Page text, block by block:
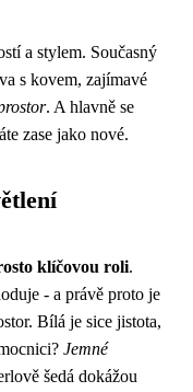
a stylem. Současný
s kovem, zajímavé
. A hlavně se
zase jako nové.
klíčovou roli.
- a právě proto je
Bílá je sice jistota,
Jemné
šedá dokážou